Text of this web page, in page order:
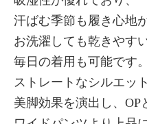
汗ばむ季節も履き心地
お洗濯しても乾きやす
毎日の着用も可能です。
ストレートなシルエット
美脚効果を演出し、OP